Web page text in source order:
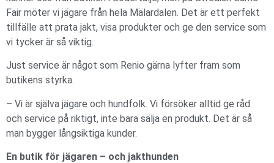
Fair möter vi jägare från hela Mälardalen. Det är ett perfekt
tillfälle att prata jakt, visa produkter och ge den service som
vi tycker är så viktig.
Just service är något som Renio gärna lyfter fram som
butikens styrka.
– Vi är själva jägare och hundfolk. Vi försöker alltid ge råd
och service på riktigt, inte bara sälja en produkt. Det är så
man bygger långsiktiga kunder.
En butik för jägaren – och jakthunden